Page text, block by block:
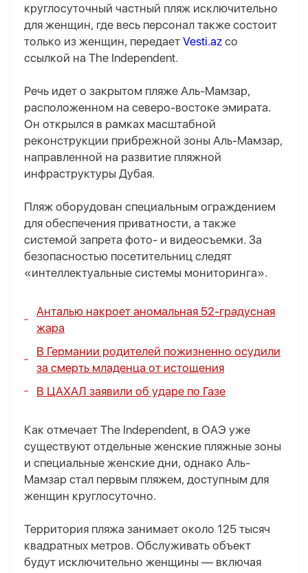
круглосуточный частный пляж исключительно
для женщин, где весь персонал также состоит
только из женщин, передает Vesti.az со
ссылкой на The Independent.
Речь идет о закрытом пляже Аль-Мамзар,
расположенном на северо-востоке эмирата.
Он открылся в рамках масштабной
реконструкции прибрежной зоны Аль-Мамзар,
направленной на развитие пляжной
инфраструктуры Дубая.
Пляж оборудован специальным ограждением
для обеспечения приватности, а также
системой запрета фото- и видеосъемки. За
безопасностью посетительниц следят
«интеллектуальные системы мониторинга».
Анталью накроет аномальная 52-градусная
жара
В Германии родителей пожизненно осудили
за смерть младенца от истощения
В ЦАХАЛ заявили об ударе по Газе
Как отмечает The Independent, в ОАЭ уже
существуют отдельные женские пляжные зоны
и специальные женские дни, однако Аль-
Мамзар стал первым пляжем, доступным для
женщин круглосуточно.
Территория пляжа занимает около 125 тысяч
квадратных метров. Обслуживать объект
будут исключительно женщины — включая